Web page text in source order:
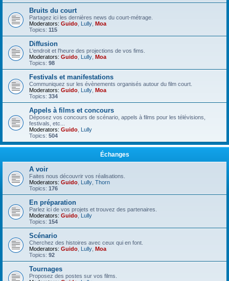
Bruits du court
Partagez ici les dernières news du court-métrage.
Moderators: Guido Lully Moa
Topics: 115
Diffusion
L'endroit et l'heure des projections de vos fims.
Moderators: Guido Lully Moa
Topics: 98
Festivals et manifestations
Communiquez sur les évènements organisés autour du film court.
Moderators: Guido Lully Moa
Topics: 334
Appels à films et concours
Déposez vos concours de scénario, appels à films pour les télévisions,
festivals, etc...
Moderators: Guido Lully
Topics: 504
Échanges
A voir
Faites nous découvrir vos réalisations.
Moderators: Guido Lully Thorn
Topics: 176
En préparation
Parlez ici de vos projets et trouvez des partenaires.
Moderators: Guido Lully
Topics: 154
Scénario
Cherchez des histoires avec ceux qui en font.
Moderators: Guido Lully Moa
Topics: 92
Tournages
Proposez des postes sur vos films.